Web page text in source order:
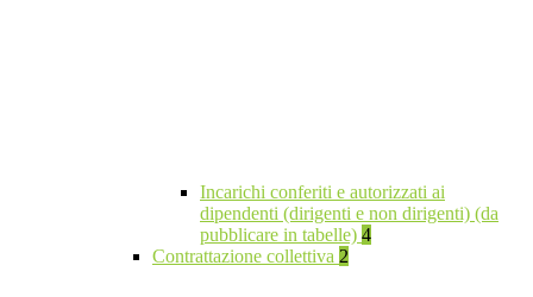
Incarichi conferiti e autorizzati ai
dipendenti (dirigenti e non dirigenti) (da
pubblicare in tabelle) 4
Contrattazione collettiva 2